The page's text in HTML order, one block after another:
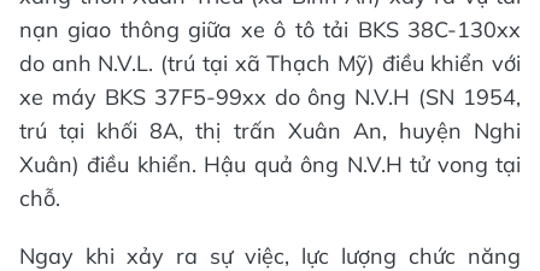
nạn giao thông giữa xe ô tô tải BKS 38C-130xx
do anh N.V.L. (trú tại xã Thạch Mỹ) điều khiển với
xe máy BKS 37F5-99xx do ông N.V.H (SN 1954,
trú tại khối 8A, thị trấn Xuân An, huyện Nghi
Xuân) điều khiển. Hậu quả ông N.V.H tử vong tại
chỗ.
Ngay khi xảy ra sự việc, lực lượng chức năng